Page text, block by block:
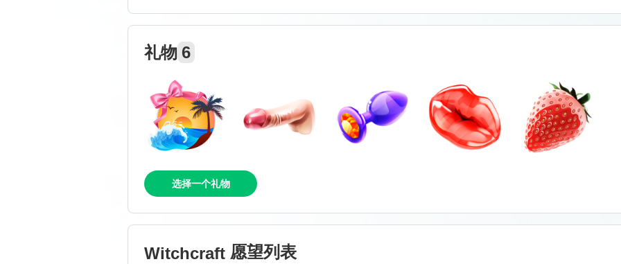
礼物 6
选择一个礼物
Witchcraft 愿望列表